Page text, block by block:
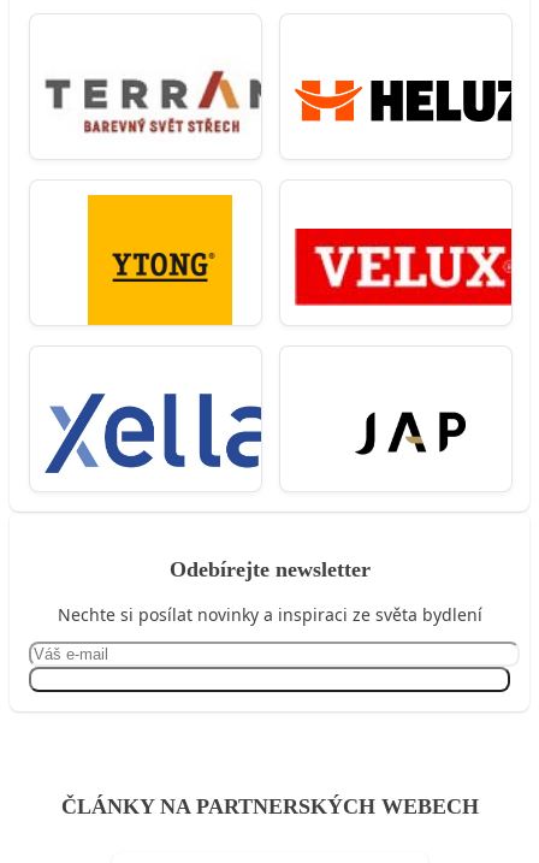
Odebírejte newsletter
Nechte si posílat novinky a inspiraci ze světa bydlení
ČLÁNKY NA PARTNERSKÝCH WEBECH